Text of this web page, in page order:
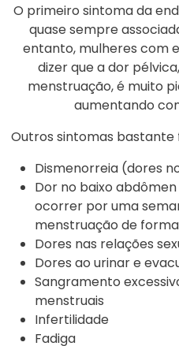
O primeiro sintoma da
quase sempre
entanto, mulheres com
dizer que a dor
menstruação, é muito
aumentando
Outros sintomas bastante
Dismenorreia (dores
Dor no baixo
ocorrer por uma
menstruação de
Dores nas relações
Dores ao urinar e
Sangramento
menstruais
Infertilidade
Fadiga